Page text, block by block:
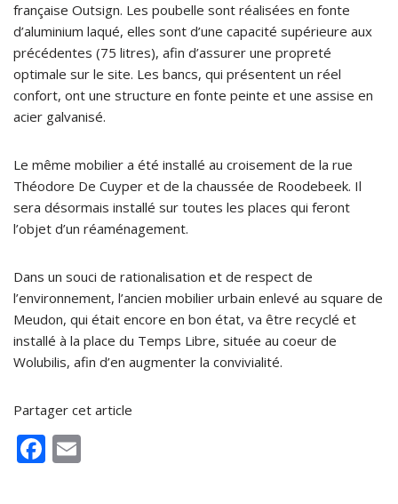
française Outsign. Les poubelle sont réalisées en fonte
d’aluminium laqué, elles sont d’une capacité supérieure aux
précédentes (75 litres), afin d’assurer une propreté
optimale sur le site. Les bancs, qui présentent un réel
confort, ont une structure en fonte peinte et une assise en
acier galvanisé.
Le même mobilier a été installé au croisement de la rue
Théodore De Cuyper et de la chaussée de Roodebeek. Il
sera désormais installé sur toutes les places qui feront
l’objet d’un réaménagement.
Dans un souci de rationalisation et de respect de
l’environnement, l’ancien mobilier urbain enlevé au square de
Meudon, qui était encore en bon état, va être recyclé et
installé à la place du Temps Libre, située au coeur de
Wolubilis, afin d’en augmenter la convivialité.
Partager cet article
F